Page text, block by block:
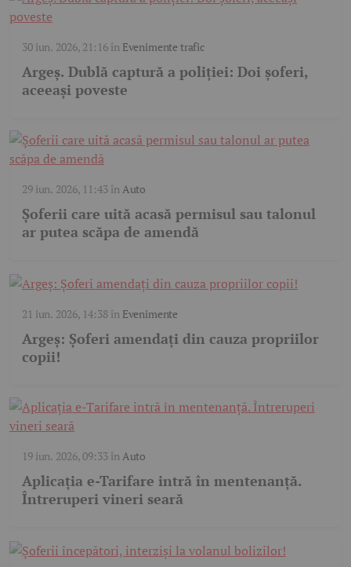
30 iun. 2026, 21:16în Evenimente trafic
Argeș. Dublă captură a poliției: Doi șoferi,
aceeași poveste
29 iun. 2026, 11:43înAuto
Șoferii care uită acasă permisul sau talonul
ar putea scăpa de amendă
21 iun. 2026, 14:38în Evenimente
Argeș: Șoferi amendați din cauza propriilor
copii!
19 iun. 2026, 09:33înAuto
Aplicația e-Tarifare intră în mentenanță.
Întreruperi vineri seară